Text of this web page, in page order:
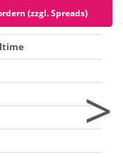
(zzgl. Spreads)
>